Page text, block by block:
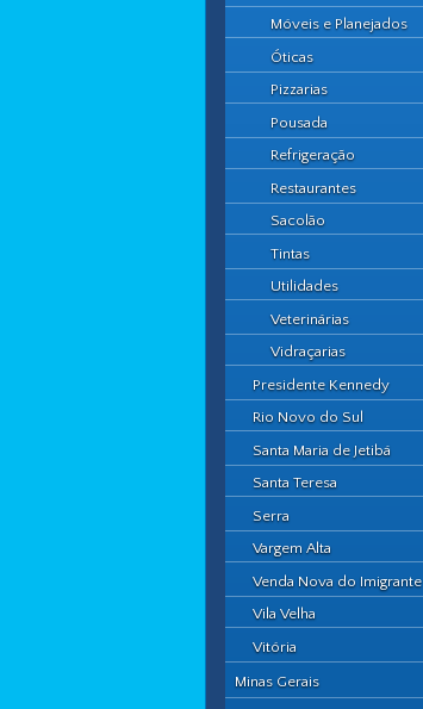
Móveis e Planejados
Óticas
Pizzarias
Pousada
Refrigeração
Restaurantes
Sacolão
Tintas
Utilidades
Veterinárias
Vidraçarias
Presidente Kennedy
Rio Novo do Sul
Santa Maria de Jetibá
Santa Teresa
Serra
Vargem Alta
Venda Nova do Imigrante
Vila Velha
Vitória
Minas Gerais